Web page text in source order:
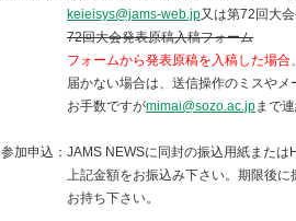
keieisys@jams-web.jp又は第72回大
72回大会発表原稿入稿フォーム
フォームから発表原稿を入稿した場合
届かない場合は、送信操作のミスやメール
お手数ですがmimai@sozo.ac.jpまで
参加申込：JAMS NEWSに同封の振込用紙また
上記金額をお振込み下さい。期限後に振
お持ち下さい。